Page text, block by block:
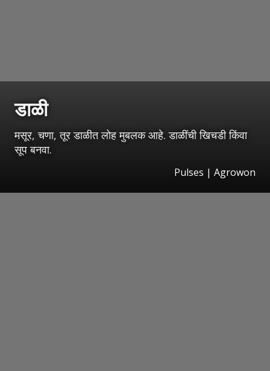
डाळी
मसूर, चणा, तूर डाळीत लोह मुबलक आहे. डाळींची खिचडी किंवा
सूप बनवा.
Pulses | Agrowon